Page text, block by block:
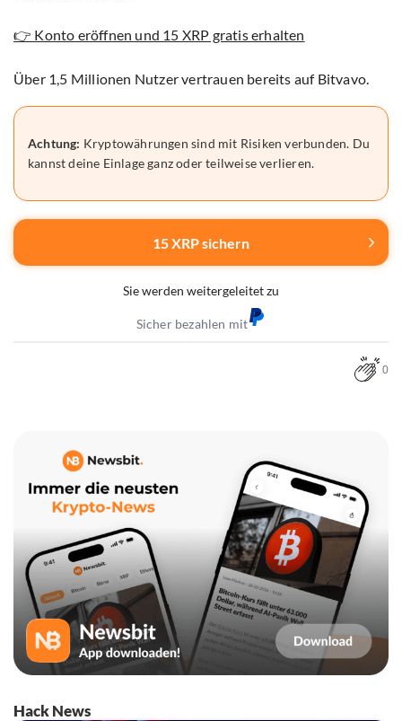
👉 Konto eröffnen und 15 XRP gratis erhalten
Über 1,5 Millionen Nutzer vertrauen bereits auf Bitvavo.
Achtung: Kryptowährungen sind mit Risiken verbunden. Du
kannst deine Einlage ganz oder teilweise verlieren.
15 XRP sichern
Sie werden weitergeleitet zu
Sicher bezahlen mit
0
Hack News